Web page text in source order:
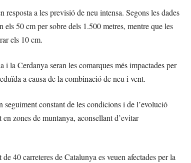
a les previsió de neu intensa. Segons les dades
50 cm per sobre dels 1.500 metres, mentre que les
els 10 cm.
la Cerdanya seran les comarques més impactades per
a causa de la combinació de neu i vent.
constant de les condicions i de l’evolució
zones de muntanya, aconsellant d’evitar
40 carreteres de Catalunya es veuen afectades per la